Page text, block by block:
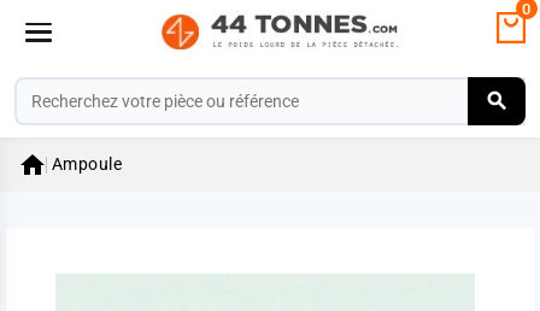
0
 Ampoule